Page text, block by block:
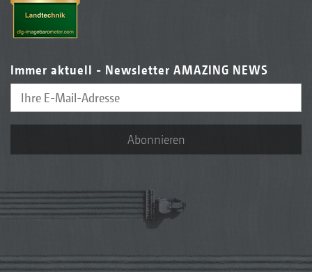
Immer aktuell - Newsletter AMAZING NEWS
Abonnieren